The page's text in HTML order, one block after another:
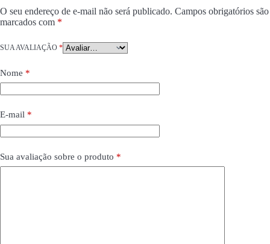
O seu endereço de e-mail não será publicado. Campos obrigatórios são
marcados com *
SUA AVALIAÇÃO *
Nome *
E-mail *
Sua avaliação sobre o produto *